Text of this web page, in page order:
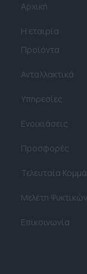
Αρχική
Η εταιρία
Προϊόντα
Ανταλλακτικά
Υπηρεσίες
Ενοικιάσεις
Προσφορές
Τελευταία
Μελέτη
Επικοινωνία